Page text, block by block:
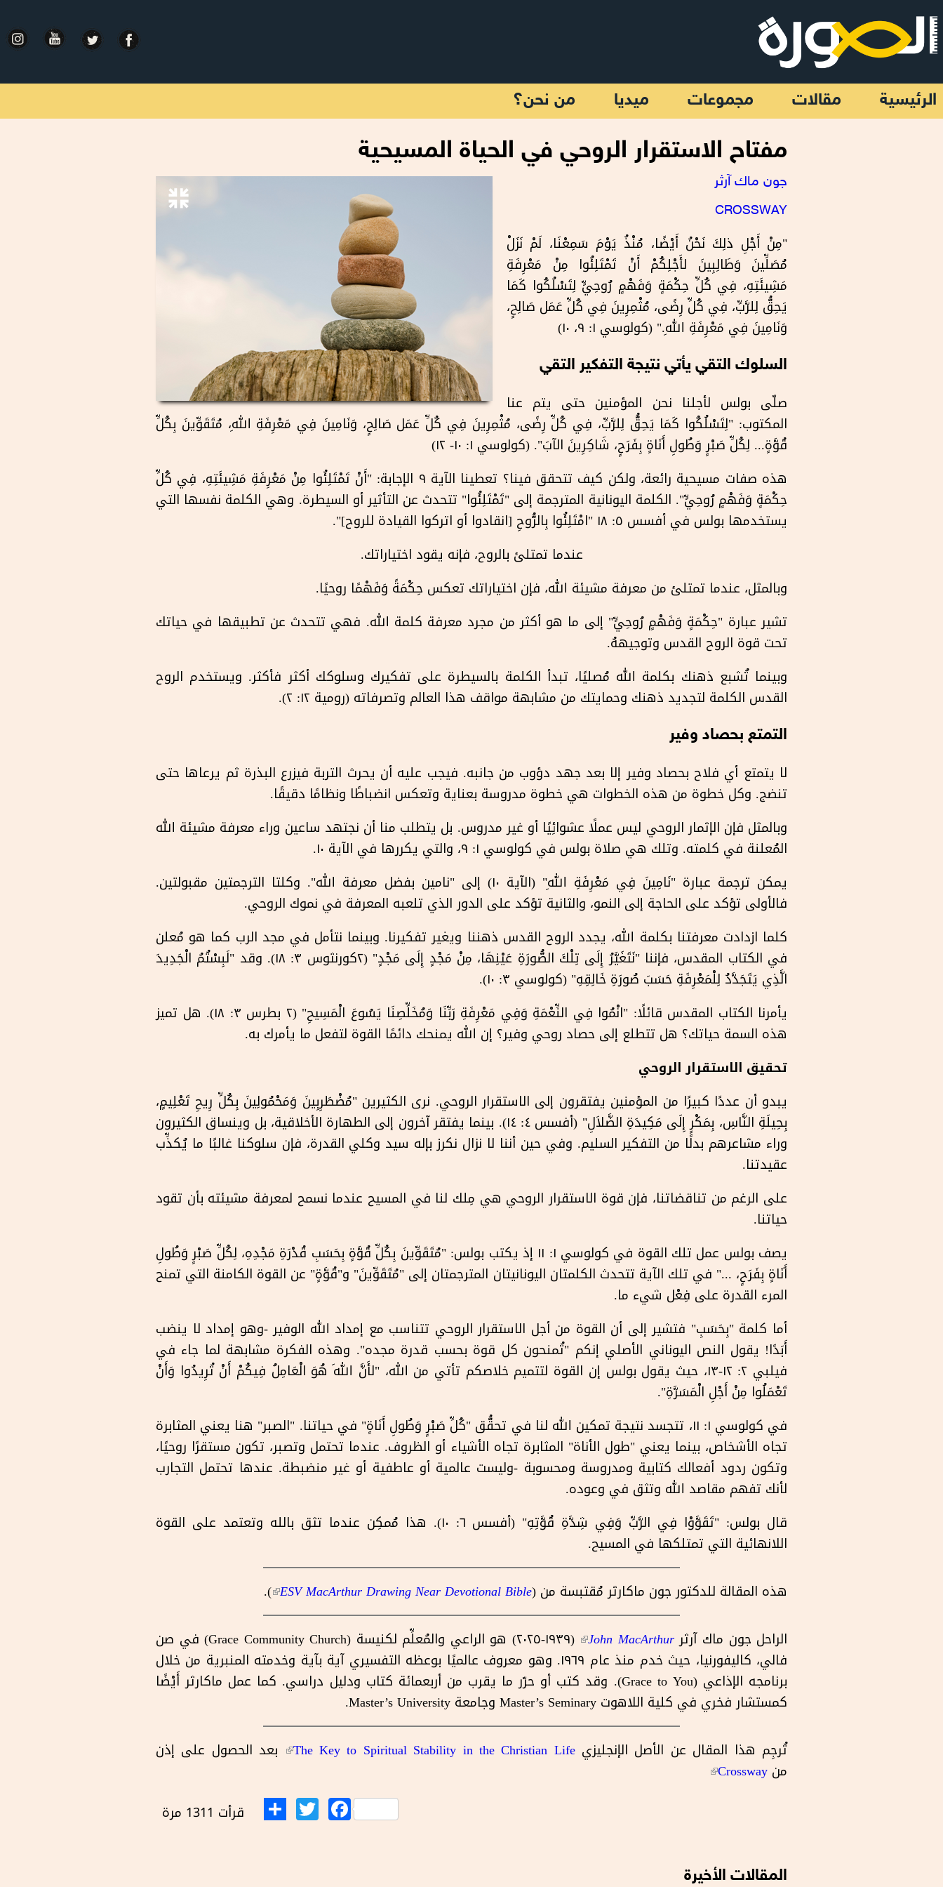
الرئيسية مقالات مجموعات ميديا من نحن؟
مفتاح الاستقرار الروحي في الحياة المسيحية
جون ماك آرثر
CROSSWAY
"مِنْ أَجْلِ ذلِكَ نَحْنُ أَيْضًا، مُنْذُ يَوْمَ سَمِعْنَا، لَمْ نَزَلْ
مُصَلِّينَ وَطَالِبِينَ لأَجْلِكُمْ أَنْ تَمْتَلِئُوا مِنْ مَعْرِفَةِ
مَشِيئَتِهِ، فِي كُلِّ حِكْمَةٍ وَفَهْمٍ رُوحِيٍّ لِتَسْلُكُوا كَمَا
يَحِقُّ لِلرَّبِّ، فِي كُلِّ رِضًى، مُثْمِرِينَ فِي كُلِّ عَمَل صَالِحٍ،
وَنَامِينَ فِي مَعْرِفَةِ اللهِ." (كولوسي ١: ٩، ١٠)
السلوك التقي يأتي نتيجة التفكير التقي
صلّى بولس لأجلنا نحن المؤمنين حتى يتم عنا
المكتوب: "لِتَسْلُكُوا كَمَا يَحِقُّ لِلرَّبِّ، فِي كُلِّ رِضًى، مُثْمِرِينَ فِي كُلِّ عَمَل صَالِحٍ، وَنَامِينَ فِي مَعْرِفَةِ اللهِ، مُتَقَوِّينَ بِكُلِّ
قُوَّةٍ... لِكُلِّ صَبْرٍ وَطُولِ أَنَاةٍ بِفَرَحٍ، شَاكِرِينَ الآبَ". (كولوسي ١: ١٠- ١٢)
هذه صفات مسيحية رائعة، ولكن كيف تتحقق فينا؟ تعطينا الآية ٩ الإجابة: "أَنْ تَمْتَلِئُوا مِنْ مَعْرِفَةِ مَشِيئَتِهِ، فِي كُلِّ
حِكْمَةٍ وَفَهْمٍ رُوحِيٍّ". الكلمة اليونانية المترجمة إلى "تَمْتَلِئُوا" تتحدث عن التأثير أو السيطرة. وهي الكلمة نفسها التي
يستخدمها بولس في أفسس ٥: ١٨ "امْتَلِئُوا بِالرُّوحِ [انقادوا أو اتركوا القيادة للروح]".
عندما تمتلئ بالروح، فإنه يقود اختياراتك.
وبالمثل، عندما تمتلئ من معرفة مشيئة الله، فإن اختياراتك تعكس حِكْمَةً وَفَهْمًا روحيًا.
تشير عبارة "حِكْمَةٍ وَفَهْمٍ رُوحِيٍّ" إلى ما هو أكثر من مجرد معرفة كلمة الله. فهي تتحدث عن تطبيقها في حياتك
تحت قوة الروح القدس وتوجيههُ.
وبينما تُشبع ذهنك بكلمة الله مُصليًا، تبدأ الكلمة بالسيطرة على تفكيرك وسلوكك أكثر فأكثر. ويستخدم الروح
القدس الكلمة لتجديد ذهنك وحمايتك من مشابهة مواقف هذا العالم وتصرفاته (رومية ١٢: ٢).
التمتع بحصاد وفير
لا يتمتع أي فلاح بحصاد وفير إلا بعد جهد دؤوب من جانبه. فيجب عليه أن يحرث التربة فيزرع البذرة ثم يرعاها حتى
تنضج. وكل خطوة من هذه الخطوات هي خطوة مدروسة بعناية وتعكس انضباطًا ونظامًا دقيقًا.
وبالمثل فإن الإثمار الروحي ليس عملًا عشوائِيًا أو غير مدروس. بل يتطلب منا أن نجتهد ساعين وراء معرفة مشيئة الله
المُعلنة في كلمته. وتلك هي صلاة بولس في كولوسي ١: ٩، والتي يكررها في الآية ١٠.
يمكن ترجمة عبارة "نَامِينَ فِي مَعْرِفَةِ اللهِ" (الآية ١٠) إلى "نامين بفضل معرفة الله". وكلتا الترجمتين مقبولتين.
فالأولى تؤكد على الحاجة إلى النمو، والثانية تؤكد على الدور الذي تلعبه المعرفة في نموك الروحي.
كلما ازدادت معرفتنا بكلمة الله، يجدد الروح القدس ذهننا ويغير تفكيرنا. وبينما نتأمل في مجد الرب كما هو مُعلن
في الكتاب المقدس، فإننا "نَتَغَيَّرُ إِلَى تِلْكَ الصُّورَةِ عَيْنِهَا، مِنْ مَجْدٍ إِلَى مَجْدٍ" (٢كورنثوس ٣: ١٨). وقد "لَبِسْتُمُ الْجَدِيدَ
الَّذِي يَتَجَدَّدُ لِلْمَعْرِفَةِ حَسَبَ صُورَةِ خَالِقِهِ" (كولوسي ٣: ١٠).
يأمرنا الكتاب المقدس قائلًا: "انْمُوا فِي النِّعْمَةِ وَفِي مَعْرِفَةِ رَبِّنَا وَمُخَلِّصِنَا يَسُوعَ الْمَسِيحِ" (٢ بطرس ٣: ١٨). هل تميز
هذه السمة حياتك؟ هل تتطلع إلى حصاد روحي وفير؟ إن الله يمنحك دائمًا القوة لتفعل ما يأمرك به.
تحقيق الاستقرار الروحي
يبدو أن عددًا كبيرًا من المؤمنين يفتقرون إلى الاستقرار الروحي. نرى الكثيرين "مُضْطَرِبِينَ وَمَحْمُولِينَ بِكُلِّ رِيحِ تَعْلِيمٍ،
بِحِيلَةِ النَّاسِ، بِمَكْرٍ إِلَى مَكِيدَةِ الضَّلاَلِ" (أفسس ٤: ١٤). بينما يفتقر آخرون إلى الطهارة الأخلاقية، بل وينساق الكثيرون
وراء مشاعرهم بدلًا من التفكير السليم. وفي حين أننا لا نزال نكرز بإله سيد وكلي القدرة، فإن سلوكنا غالبًا ما يُكذِّب
عقيدتنا.
على الرغم من تناقضاتنا، فإن قوة الاستقرار الروحي هي مِلك لنا في المسيح عندما نسمح لمعرفة مشيئته بأن تقود
حياتنا.
يصف بولس عمل تلك القوة في كولوسي ١: ١١ إذ يكتب بولس: "مُتَقَوِّينَ بِكُلِّ قُوَّةٍ بِحَسَبِ قُدْرَةِ مَجْدِهِ، لِكُلِّ صَبْرٍ وَطُولِ
أَنَاةٍ بِفَرَحٍ، ..." في تلك الآية تتحدث الكلمتان اليونانيتان المترجمتان إلى "مُتَقَوِّينَ" و"قُوَّةٍ" عن القوة الكامنة التي تمنح
المرء القدرة على فِعْل شيء ما.
أما كلمة "بِحَسَبِ" فتشير إلى أن القوة من أجل الاستقرار الروحي تتناسب مع إمداد الله الوفير -وهو إمداد لا ينضب
أَبَدًا! يقول النص اليوناني الأصلي إنكم "تُمنحون كل قوة بحسب قدرة مجده". وهذه الفكرة مشابهة لما جاء في
فيلبي ٢: ١٢-١٣، حيث يقول بولس إن القوة لتتميم خلاصكم تأتي من الله، "لأَنَّ اللهَ هُوَ الْعَامِلُ فِيكُمْ أَنْ تُرِيدُوا وَأَنْ
تَعْمَلُوا مِنْ أَجْلِ الْمَسَرَّةِ".
في كولوسي ١: ١١، تتجسد نتيجة تمكين الله لنا في تحقُّق "كُلِّ صَبْرٍ وَطُولِ أَنَاةٍ" في حياتنا. "الصبر" هنا يعني المثابرة
تجاه الأشخاص، بينما يعني "طول الأناة" المثابرة تجاه الأشياء أو الظروف. عندما تحتمل وتصبر، تكون مستقرًا روحيًا،
وتكون ردود أفعالك كتابية ومدروسة ومحسوبة -وليست عالمية أو عاطفية أو غير منضبطة. عندها تحتمل التجارب
لأنك تفهم مقاصد الله وتثق في وعوده.
قال بولس: "تَقَوَّوْا فِي الرَّبِّ وَفِي شِدَّةِ قُوَّتِهِ" (أفسس ٦: ١٠). هذا مُمكِن عندما تثق بالله وتعتمد على القوة
اللانهائية التي تمتلكها في المسيح.
هذه المقالة للدكتور جون ماكارثر مُقتبسة من (ESV MacArthur Drawing Near Devotional Bible
(link is external)
).
الراحل جون ماك آرثر John MacArthur
(١٩٣٩-٢٠٢٥) هو الراعي والمُعلِّم لكنيسة (Grace Community Church) في صن
فالي، كاليفورنيا، حيث خدم منذ عام ١٩٦٩. وهو معروف عالميًا بوعظه التفسيري آية بآية وخدمته المنبرية من خلال
برنامجه الإذاعي (Grace to You). وقد كتب أو حرّر ما يقرب من أربعمائة كتاب ودليل دراسي. كما عمل ماكارثر أَيْضًا
كمستشار فخري في كلية اللاهوت Master’s Seminary وجامعة Master’s University.
تُرجِم هذا المقال عن الأصل الإنجليزيThe Key to Spiritual Stability in the Christian Life
بعد الحصول على إذن
من Crossway
Facebook
Twitter قرأت 1311 مرة
المقالات الأخيرة